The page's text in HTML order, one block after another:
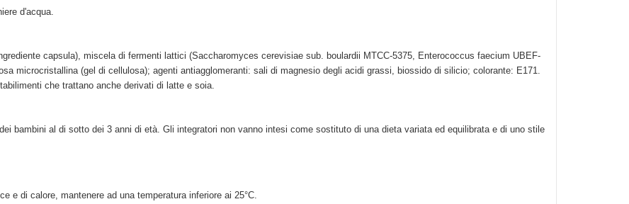
d'acqua.
capsula), miscela di fermenti lattici (Saccharomyces cerevisiae sub. boulardii MTCC-5375, Enterococcus faecium UBEF-
microcristallina (gel di cellulosa); agenti antiagglomeranti: sali di magnesio degli acidi grassi, biossido di silicio; colorante: E171.
che trattano anche derivati di latte e soia.
bambini al di sotto dei 3 anni di età. Gli integratori non vanno intesi come sostituto di una dieta variata ed equilibrata e di uno stile
e di calore, mantenere ad una temperatura inferiore ai 25°C.